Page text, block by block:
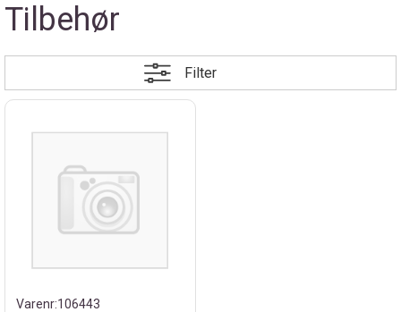
Tilbehør
Filter
Varenr:106443